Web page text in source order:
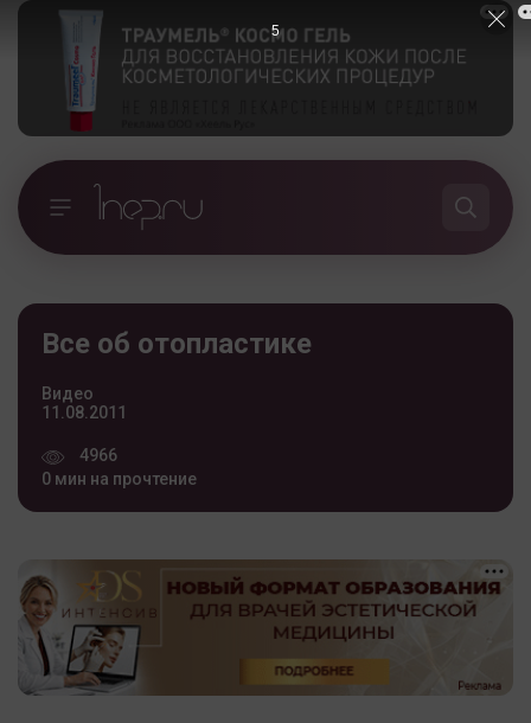
Все об отопластике
Видео
11.08.2011
4966
0 мин на прочтение
5